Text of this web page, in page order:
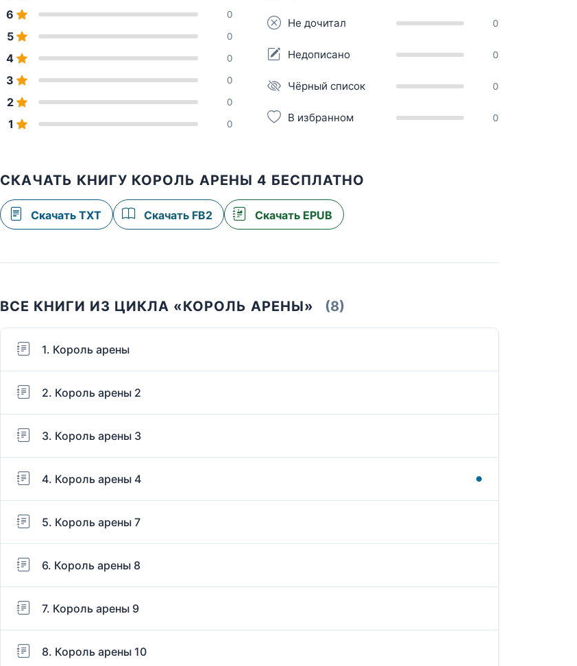
6 0
5 0
4 0
3 0
2 0
1 0
Не дочитал 0
Недописано 0
Чёрный список 0
В избранном 0
СКАЧАТЬ КНИГУ КОРОЛЬ АРЕНЫ 4 БЕСПЛАТНО
Скачать TXT Скачать FB2 Скачать EPUB
ВСЕ КНИГИ ИЗ ЦИКЛА «КОРОЛЬ АРЕНЫ» (8)
1. Король арены
2. Король арены 2
3. Король арены 3
4. Король арены 4
5. Король арены 7
6. Король арены 8
7. Король арены 9
8. Король арены 10